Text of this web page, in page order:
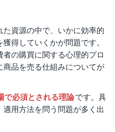
資源の中で、いかに効率的
得していくかが問題です。
の購買に関する心理的プロ
品を売る仕組みについてが
で必須とされる理論です。具
用方法を問う問題が多く出